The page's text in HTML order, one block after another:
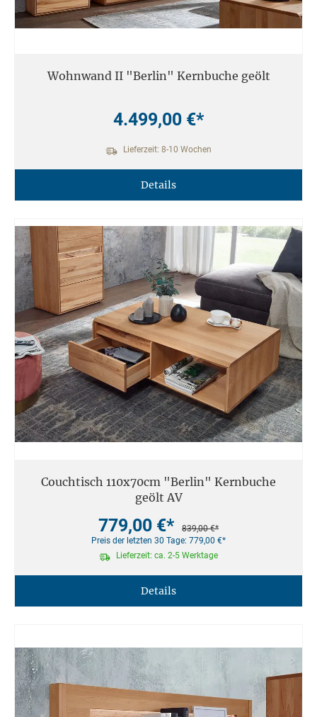
Wohnwand II "Berlin" Kernbuche geölt
4.499,00 €*
Lieferzeit: 8-10 Wochen
Details
Couchtisch 110x70cm "Berlin" Kernbuche
geölt AV
779,00 €*
839,00 €*
Preis der letzten 30 Tage: 779,00 €*
Lieferzeit: ca. 2-5 Werktage
Details